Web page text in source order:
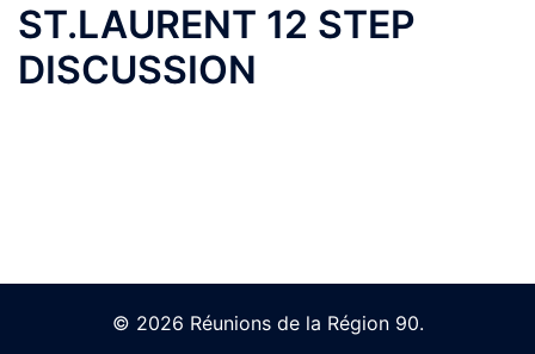
ST.LAURENT 12 STEP
DISCUSSION
© 2026 Réunions de la Région 90.